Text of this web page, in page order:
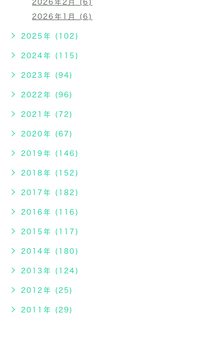
2026年2月 (6)
2026年1月 (6)
2025年 (102)
2024年 (115)
2023年 (94)
2022年 (96)
2021年 (72)
2020年 (67)
2019年 (146)
2018年 (152)
2017年 (182)
2016年 (116)
2015年 (117)
2014年 (180)
2013年 (124)
2012年 (25)
2011年 (29)